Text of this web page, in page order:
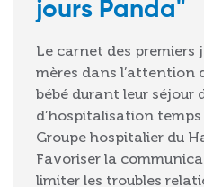
jours Panda"
Le carnet des premiers
mères dans l’attention
bébé durant leur séjour
d’hospitalisation
Groupe hospitalier du
Favoriser la
limiter les troubles